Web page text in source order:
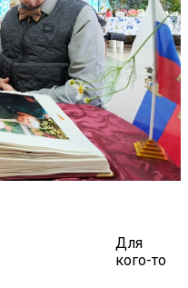
Для
кого-то